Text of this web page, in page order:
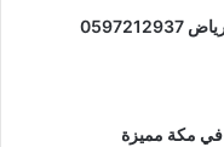
مكة مميزة